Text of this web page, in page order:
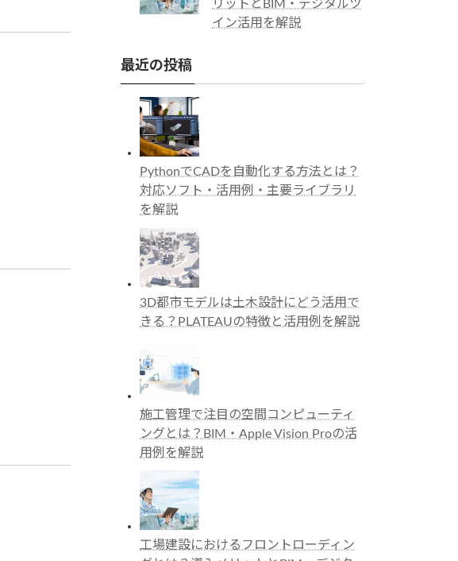
リットとBIM・デジタルツ
イン活用を解説
最近の投稿
PythonでCADを自動化する方法とは？
対応ソフト・活用例・主要ライブラリ
を解説
3D都市モデルは土木設計にどう活用で
きる？PLATEAUの特徴と活用例を解説
施工管理で注目の空間コンピューティ
ングとは？BIM・Apple Vision Proの活
用例を解説
工場建設におけるフロントローディン